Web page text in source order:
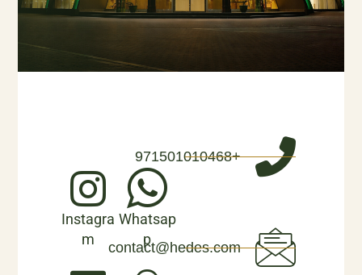
+971501010468
contact@hedes.com
Whatsap
p
Instagra
m